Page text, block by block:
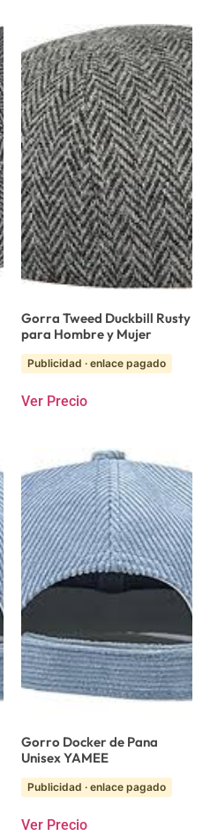
Gorra Tweed Duckbill Rusty
para Hombre y Mujer
Publicidad · enlace pagado
Ver Precio
Gorro Docker de Pana
Unisex YAMEE
Publicidad · enlace pagado
Ver Precio